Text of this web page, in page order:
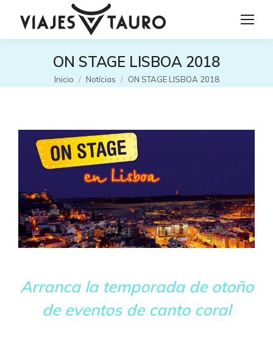
ON STAGE LISBOA 2018
Estás aquí:
Inicio Notícias ON STAGE LISBOA 2018
Arranca la temporada de otoño
de eventos de canto coral